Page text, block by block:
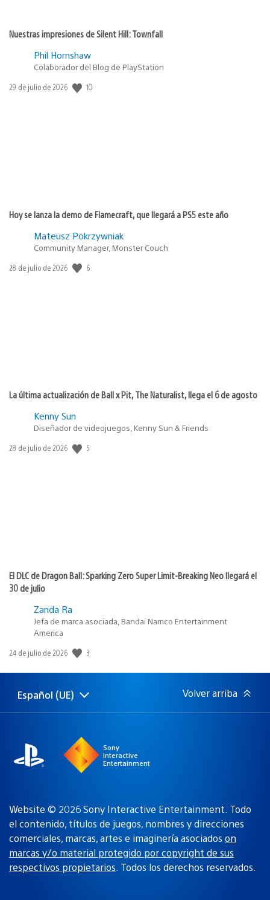
Nuestras impresiones de Silent Hill: Townfall
Phil Hornshaw
Colaborador del Blog de PlayStation
Fecha
29 de julio de 2026 10
Hoy se lanza la demo de Flamecraft, que llegará a PS5 este año
Mateusz Pokrzywniak
Community Manager, Monster Couch
Fecha
28 de julio de 2026 6
La última actualización de Ball x Pit, The Naturalist, llega el 6 de agosto
Kenny Sun
Diseñador de videojuegos, Kenny Sun & Friends
Fecha
28 de julio de 2026 5
El DLC de Dragon Ball: Sparking Zero Super Limit-Breaking Neo llegará el
30 de julio
Zanda Ra
Jefa de marca asociada, Bandai Namco Entertainment
America
Fecha
publicación:
24 de julio de 2026 3
Selecciona
Región
Español (UE) Volver arriba
Sony
Interactive
Entertainment
Website © 2026 Sony Interactive Entertainment. Todo
el contenido, títulos de juegos, nombres y direcciones
comerciales, marcas, artes e imaginería asociados on
marcas y/o material protegido por copyright de sus
respectivos propietarios. Todos los derechos reservados.